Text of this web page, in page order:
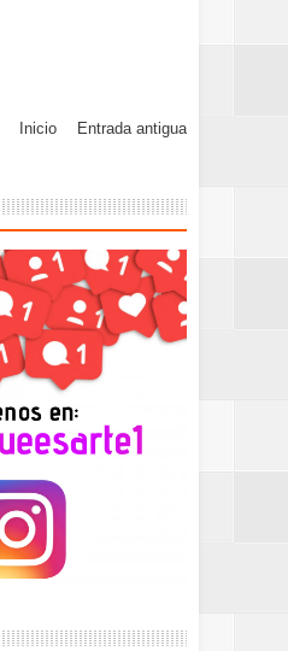
Entrada antigua
Inicio